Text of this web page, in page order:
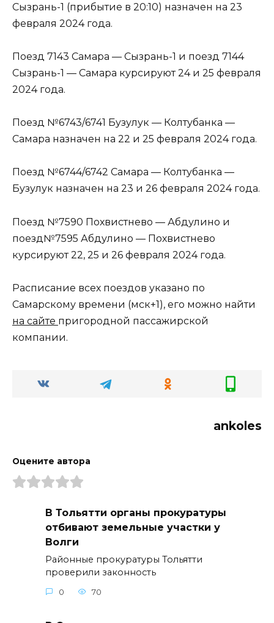
Сызрань-1 (прибытие в 20:10) назначен на 23
февраля 2024 года.
Поезд 7143 Самара — Сызрань-1 и поезд 7144
Сызрань-1 — Самара курсируют 24 и 25 февраля
2024 года.
Поезд №6743/6741 Бузулук — Колтубанка —
Самара назначен на 22 и 25 февраля 2024 года.
Поезд №6744/6742 Самара — Колтубанка —
Бузулук назначен на 23 и 26 февраля 2024 года.
Поезд №7590 Похвистнево — Абдулино и
поезд№7595 Абдулино — Похвистнево
курсируют 22, 25 и 26 февраля 2024 года.
Расписание всех поездов указано по
Самарскому времени (мск+1), его можно найти
на сайте пригородной пассажирской
компании.
ankoles
Оцените автора
В Тольятти органы прокуратуры
отбивают земельные участки у
Волги
Районные прокуратуры Тольятти
проверили законность
0 70